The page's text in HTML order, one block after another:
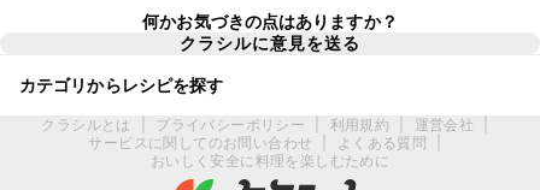
何かお気づきの点はありますか？
クラシルに意見を送る
カテゴリからレシピを探す
クラシルとは プライバシーポリシー 利用規約 運営会社
サービスに関してのお問い合わせ
よくある質問
おいしく安全に料理を楽しむために